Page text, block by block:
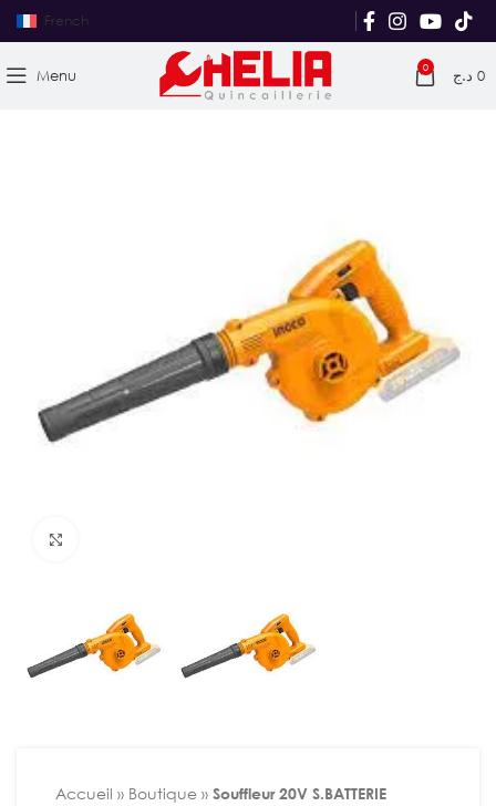
French
Menu 0 0 د.ج
Accueil » Boutique » Souffleur 20V S.BATTERIE